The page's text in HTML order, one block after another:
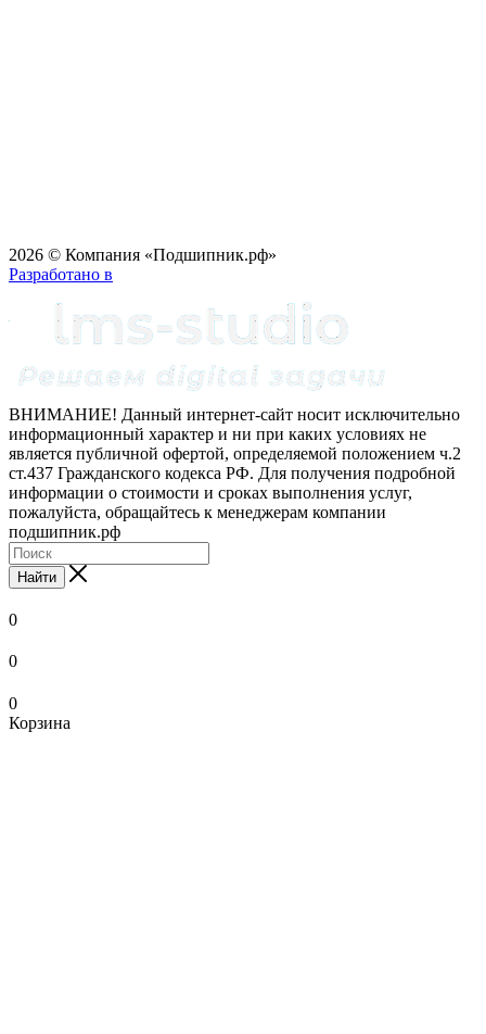
2026 © Компания «Подшипник.рф»
Разработано в
ВНИМАНИЕ! Данный интернет-сайт носит исключительно
информационный характер и ни при каких условиях не
является публичной офертой, определяемой положением ч.2
ст.437 Гражданского кодекса РФ. Для получения подробной
информации о стоимости и сроках выполнения услуг,
пожалуйста, обращайтесь к менеджерам компании
подшипник.рф
Найти
0
0
0
Корзина